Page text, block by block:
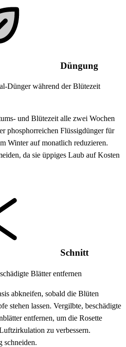
Düngung
Dünger während der Blütezeit
und Blütezeit alle zwei Wochen
phosphorreichen Flüssigdünger für
Winter auf monatlich reduzieren.
da sie üppiges Laub auf Kosten
Schnitt
Blätter entfernen
abkneifen, sobald die Blüten
stehen lassen. Vergilbte, beschädigte
entfernen, um die Rosette
zu verbessern.
schneiden.